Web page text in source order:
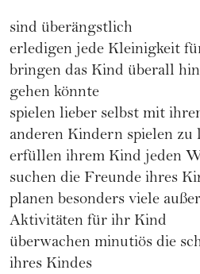
sind überängstlich
erledigen jede Kleinigkeit
bringen das Kind überall
gehen könnte
spielen lieber selbst mit
anderen Kindern spielen zu
erfüllen ihrem Kind jeden
suchen die Freunde ihres
planen besonders viele
Aktivitäten für ihr Kind
überwachen minutiös die
ihres Kindes